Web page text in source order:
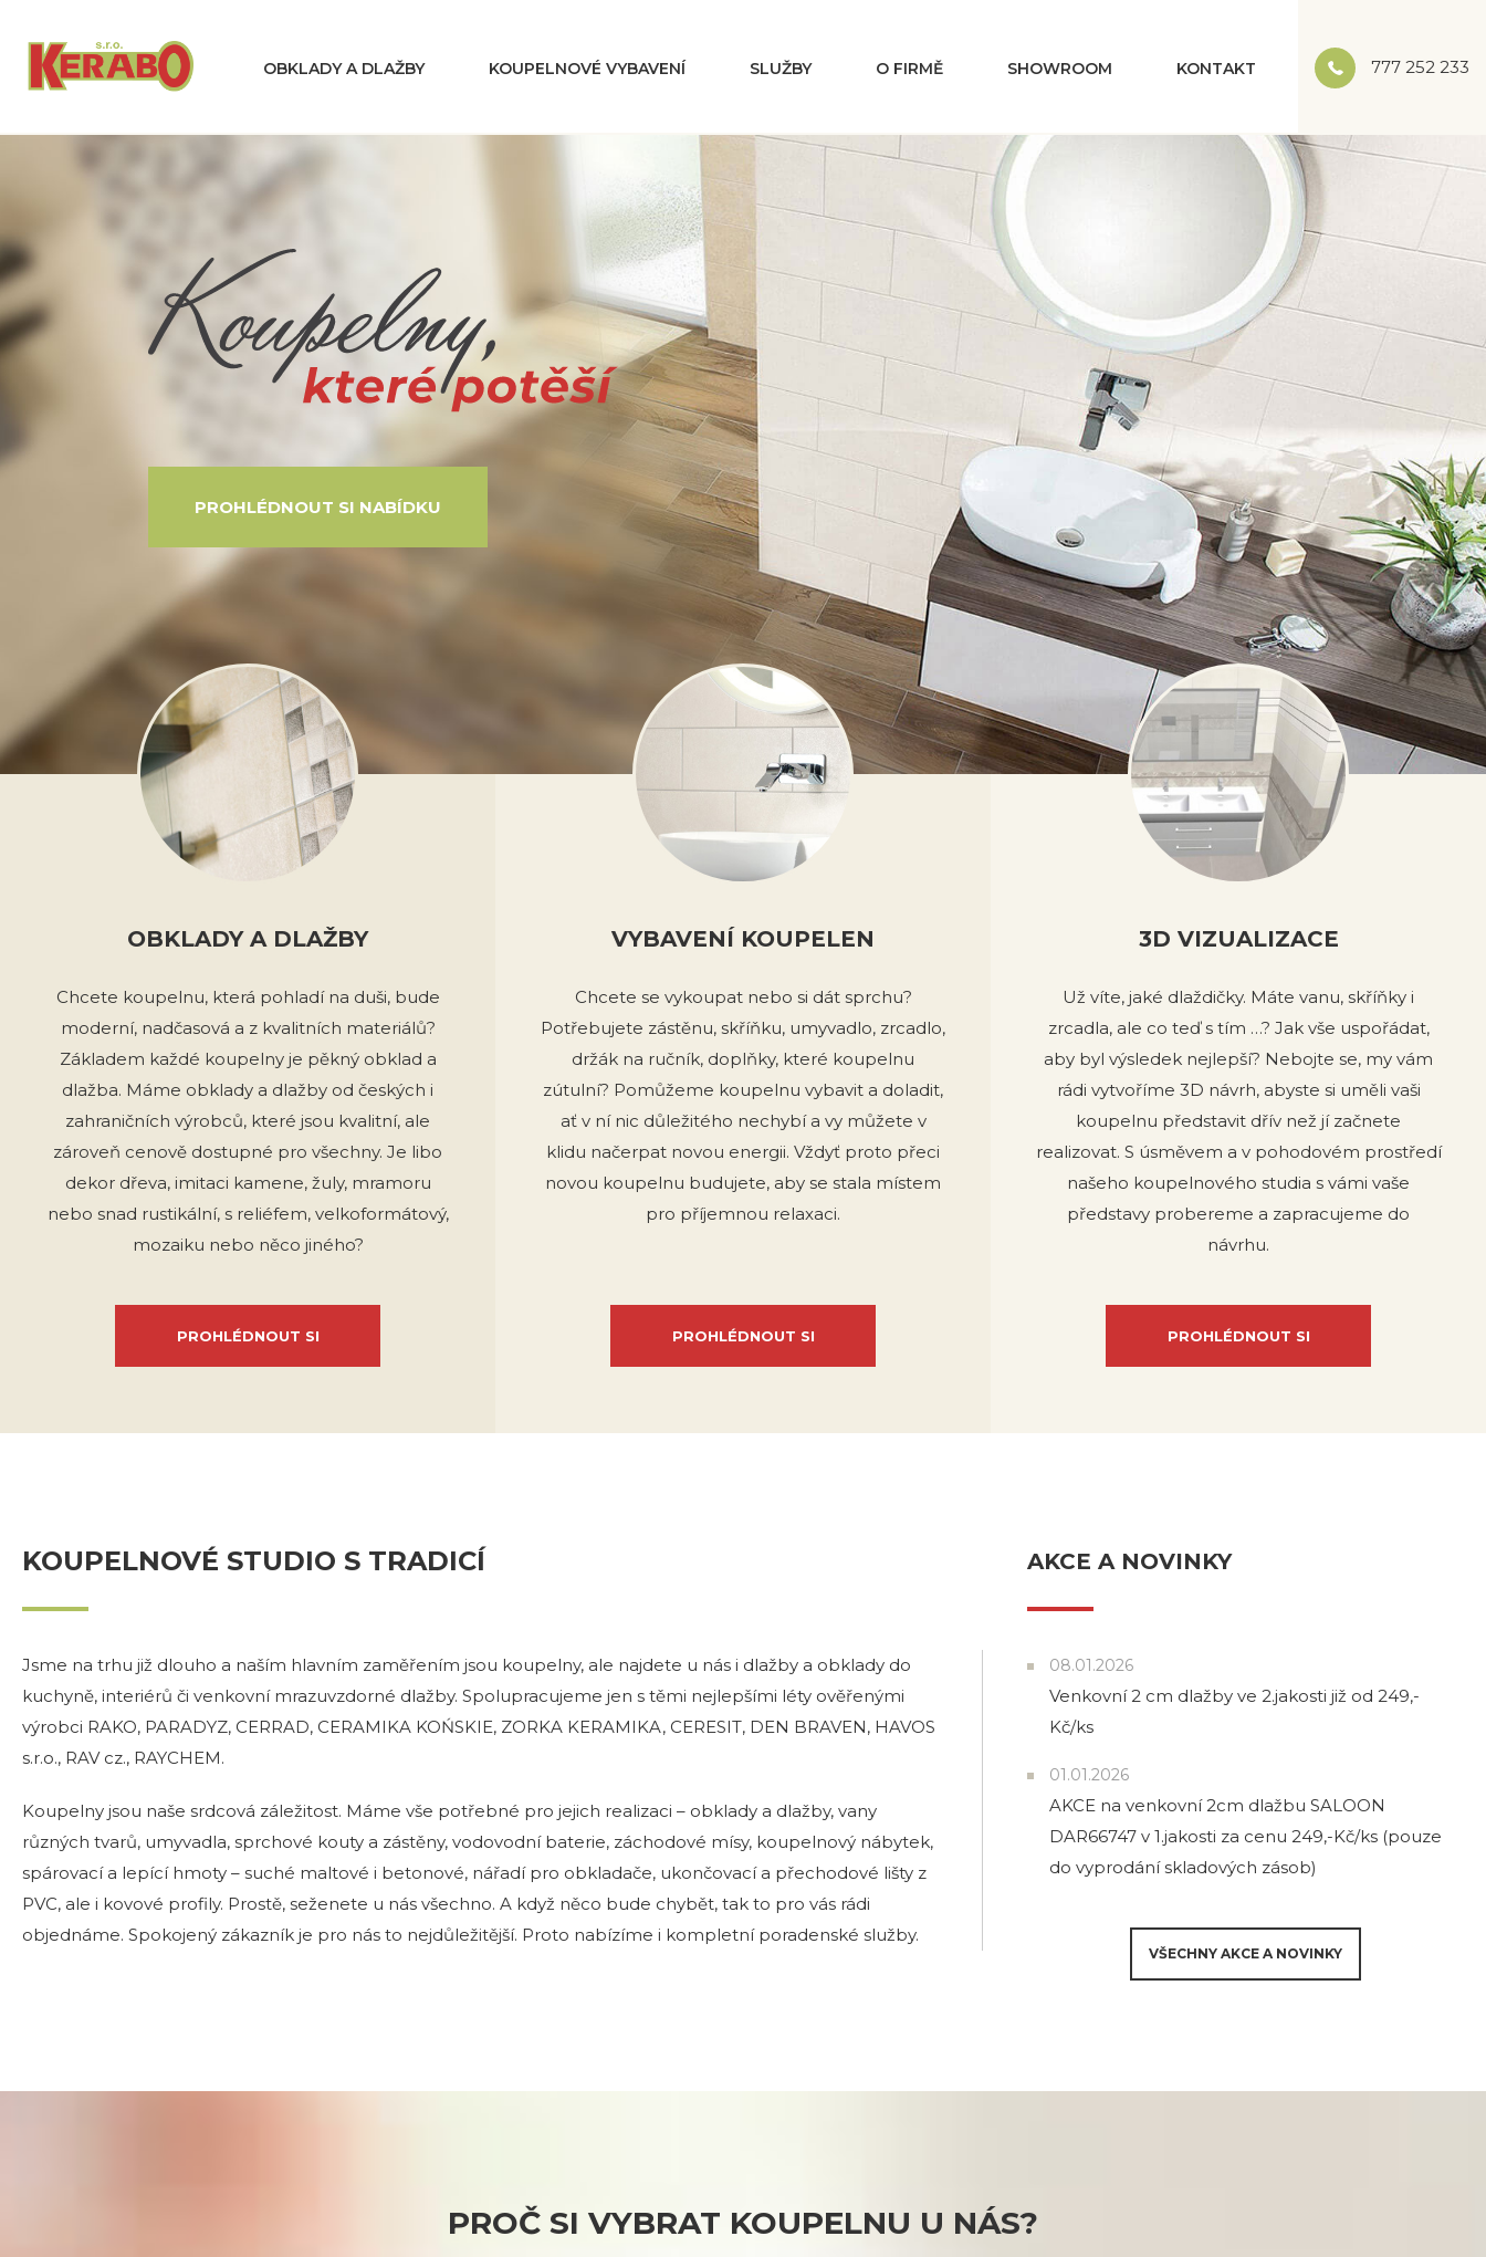
OBKLADY A DLAŽBY KOUPELNOVÉ VYBAVENÍ SLUŽBY O FIRMĚ SHOWROOM KONTAKT 777 252 233
PROHLÉDNOUT SI NABÍDKU
OBKLADY A DLAŽBY
Chcete koupelnu, která pohladí na duši, bude
moderní, nadčasová a z kvalitních materiálů?
Základem každé koupelny je pěkný obklad a
dlažba. Máme obklady a dlažby od českých i
zahraničních výrobců, které jsou kvalitní, ale
zároveň cenově dostupné pro všechny. Je libo
dekor dřeva, imitaci kamene, žuly, mramoru
nebo snad rustikální, s reliéfem, velkoformátový,
mozaiku nebo něco jiného?
PROHLÉDNOUT SI
VYBAVENÍ KOUPELEN
Chcete se vykoupat nebo si dát sprchu?
Potřebujete zástěnu, skříňku, umyvadlo, zrcadlo,
držák na ručník, doplňky, které koupelnu
zútulní? Pomůžeme koupelnu vybavit a doladit,
ať v ní nic důležitého nechybí a vy můžete v
klidu načerpat novou energii. Vždyť proto přeci
novou koupelnu budujete, aby se stala místem
pro příjemnou relaxaci.
PROHLÉDNOUT SI
3D VIZUALIZACE
Už víte, jaké dlaždičky. Máte vanu, skříňky i
zrcadla, ale co teď s tím …? Jak vše uspořádat,
aby byl výsledek nejlepší? Nebojte se, my vám
rádi vytvoříme 3D návrh, abyste si uměli vaši
koupelnu představit dřív než jí začnete
realizovat. S úsměvem a v pohodovém prostředí
našeho koupelnového studia s vámi vaše
představy probereme a zapracujeme do
návrhu.
PROHLÉDNOUT SI
KOUPELNOVÉ STUDIO S TRADICÍ
Jsme na trhu již dlouho a naším hlavním zaměřením jsou koupelny, ale najdete u nás i dlažby a obklady do
kuchyně, interiérů či venkovní mrazuvzdorné dlažby. Spolupracujeme jen s těmi nejlepšími léty ověřenými
výrobci RAKO, PARADYZ, CERRAD, CERAMIKA KOŃSKIE, ZORKA KERAMIKA, CERESIT, DEN BRAVEN, HAVOS
s.r.o., RAV cz., RAYCHEM.
Koupelny jsou naše srdcová záležitost. Máme vše potřebné pro jejich realizaci – obklady a dlažby, vany
různých tvarů, umyvadla, sprchové kouty a zástěny, vodovodní baterie, záchodové mísy, koupelnový nábytek,
spárovací a lepící hmoty – suché maltové i betonové, nářadí pro obkladače, ukončovací a přechodové lišty z
PVC, ale i kovové profily. Prostě, seženete u nás všechno. A když něco bude chybět, tak to pro vás rádi
objednáme. Spokojený zákazník je pro nás to nejdůležitější. Proto nabízíme i kompletní poradenské služby.
AKCE A NOVINKY
08.01.2026
Venkovní 2 cm dlažby ve 2.jakosti již od 249,-
Kč/ks
01.01.2026
AKCE na venkovní 2cm dlažbu SALOON
DAR66747 v 1.jakosti za cenu 249,-Kč/ks (pouze
do vyprodání skladových zásob)
VŠECHNY AKCE A NOVINKY
PROČ SI VYBRAT KOUPELNU U NÁS?